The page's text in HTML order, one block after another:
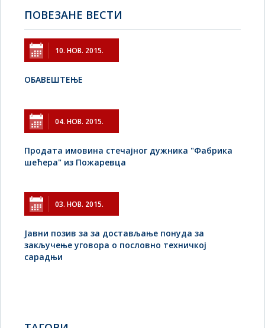
ПОВЕЗАНЕ ВЕСТИ
10. НОВ. 2015.
ОБАВЕШТЕЊЕ
04. НОВ. 2015.
Продата имовина стечајног дужника "Фабрика
шећера" из Пожаревца
03. НОВ. 2015.
Јавни позив за за достављање понуда за
закључење уговора о пословно техничкој
сарадњи